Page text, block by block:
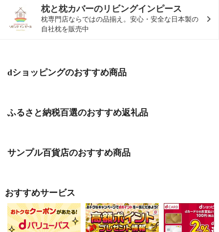
枕と枕カバーのリビングインピース
枕専門店ならではの品揃え。安心・安全な日本製の
自社枕を販売中
dショッピングのおすすめ商品
ふるさと納税百選のおすすめ返礼品
サンプル百貨店のおすすめ商品
おすすめサービス